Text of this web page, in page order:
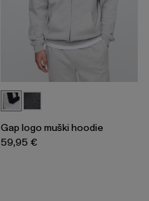
Gap logo muški hoodie
59,95 €